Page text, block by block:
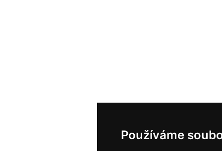
Používáme